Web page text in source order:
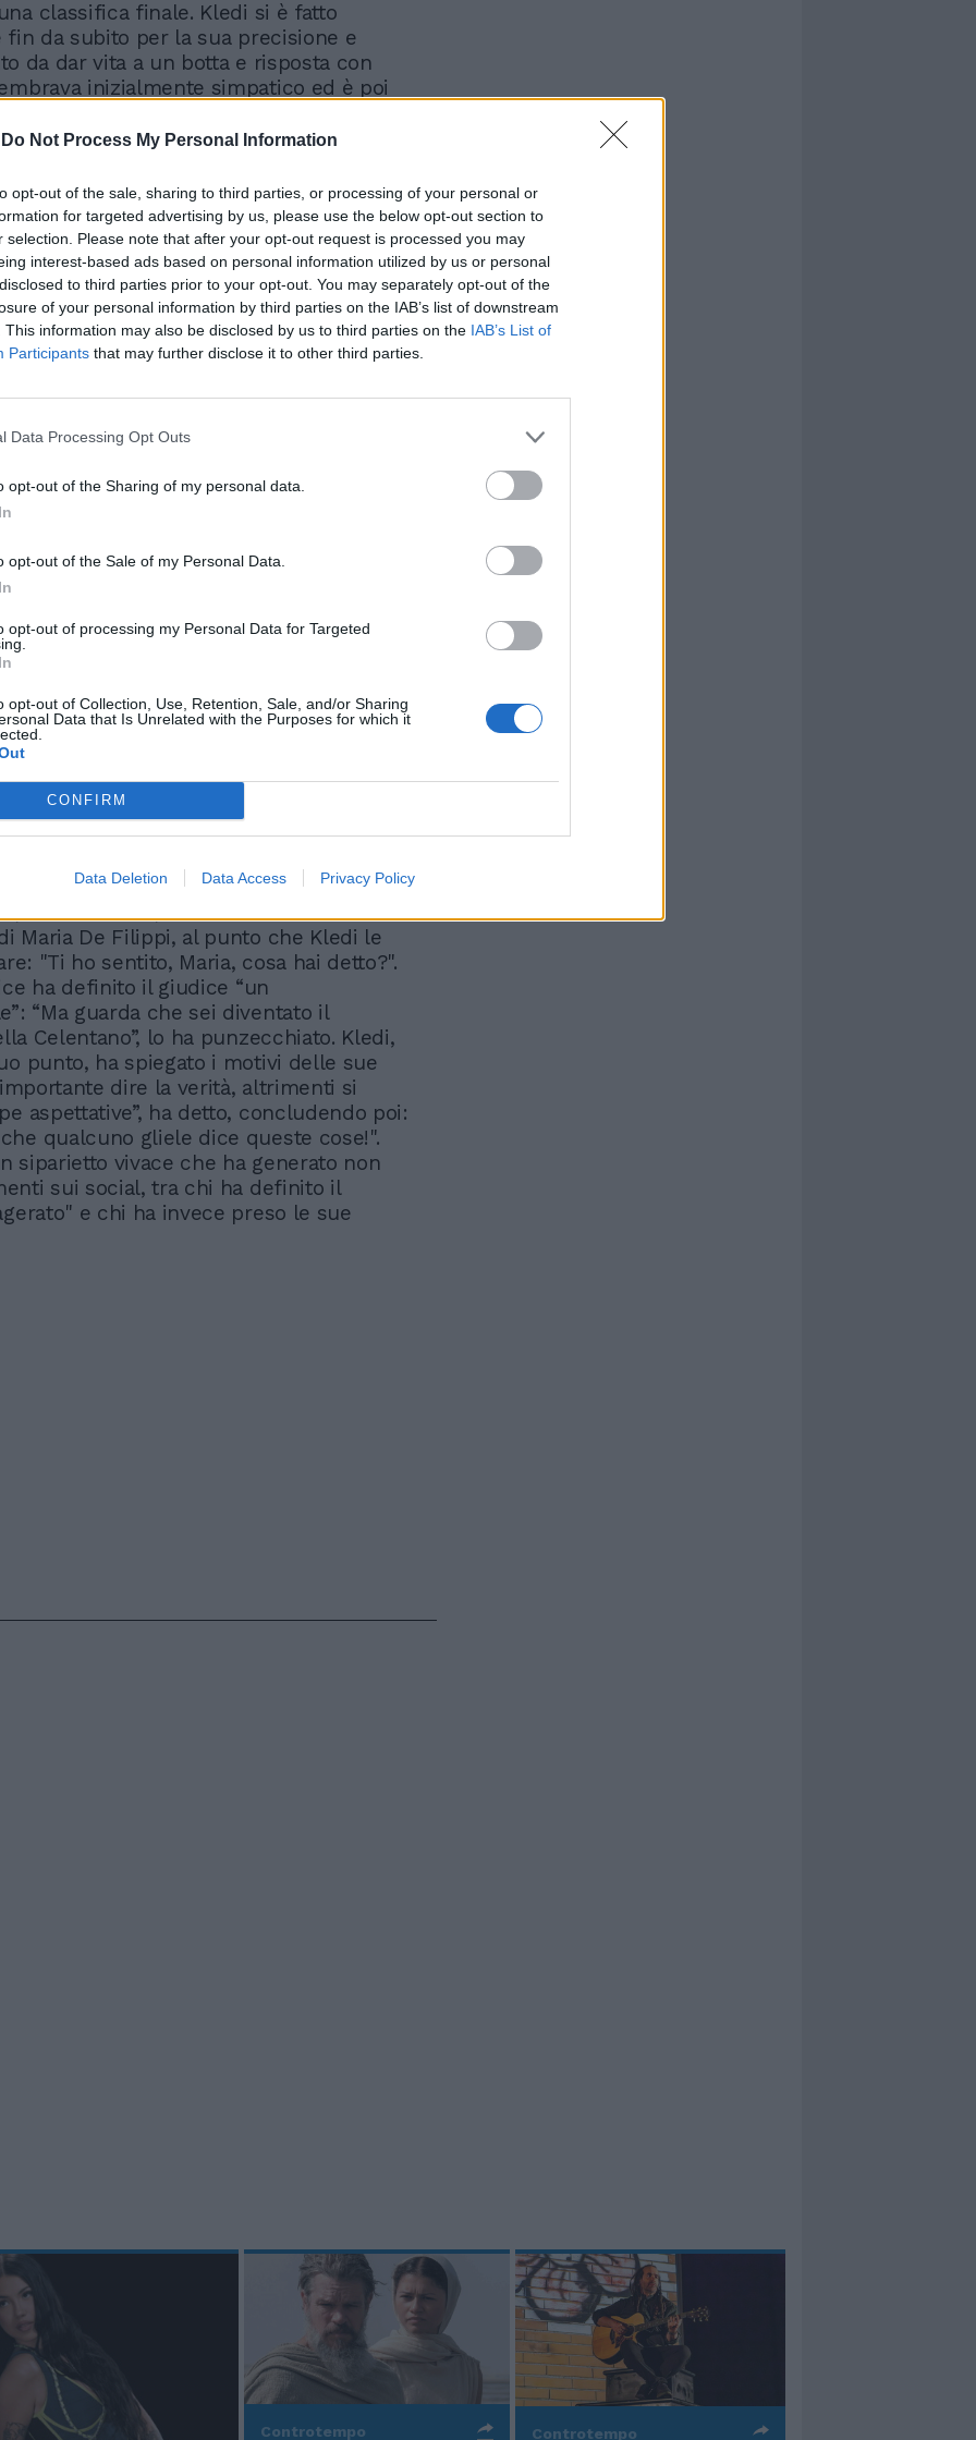
Do Not Process My Personal Information
opt-out of the sale, sharing to third parties, or processing of your personal or
for targeted advertising by us, please use the below opt-out section to
selection. Please note that after your opt-out request is processed you may
interest-based ads based on personal information utilized by us or personal
to third parties prior to your opt-out. You may separately opt-out of the
of your personal information by third parties on the IAB’s list of downstream
This information may also be disclosed by us to third parties on the IAB’s List of
Participants that may further disclose it to other third parties.
Data Processing Opt Outs
opt-out of the Sharing of my personal data.
opt-out of the Sale of my Personal Data.
opt-out of processing my Personal Data for Targeted
opt-out of Collection, Use, Retention, Sale, and/or Sharing
Data that Is Unrelated with the Purposes for which it
CONFIRM
Data Deletion Data Access Privacy Policy
classifica finale. Kledi si è fatto
fin da subito per la sua precisione e
da dar vita a un botta e risposta con
inizialmente simpatico ed è poi
si è mostrato insoddisfatto di tutti i
pochi giorni. De Filippi
fulmina Celentano:
"Dovresti..."
criticato i piedi, definendoli piatti,
completamente bocciata dal ballerino
meccanici e le espressioni
In ultimo, dopo la performance del
Kledi ha commentato che il
iniziato bene, ma ha "rovinato" la
Poi ha evidenziato nuovamente la
molto in voga nella scuola di Amici. A
in sottofondo, si è sentito un
Maria De Filippi, al punto che Kledi le
"Ti ho sentito, Maria, cosa hai detto?".
ha definito il giudice “un
“Ma guarda che sei diventato il
Celentano”, lo ha punzecchiato. Kledi,
punto, ha spiegato i motivi delle sue
dire la verità, altrimenti si
aspettative”, ha detto, concludendo poi:
qualcuno gliele dice queste cose!".
siparietto vivace che ha generato non
sui social, tra chi ha definito il
e chi ha invece preso le sue
Controtempo Controtempo